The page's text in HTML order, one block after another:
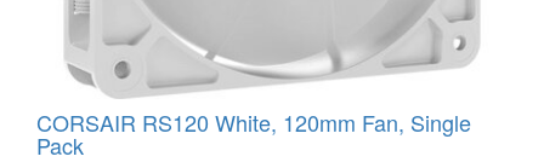
CORSAIR RS120 White, 120mm Fan, Single
Pack